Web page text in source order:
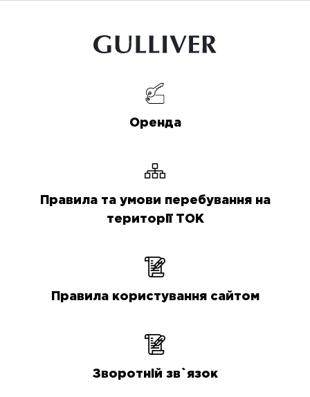
Оренда
Правила та умови перебування на
території ТОК
Правила користування сайтом
Зворотній зв`язок